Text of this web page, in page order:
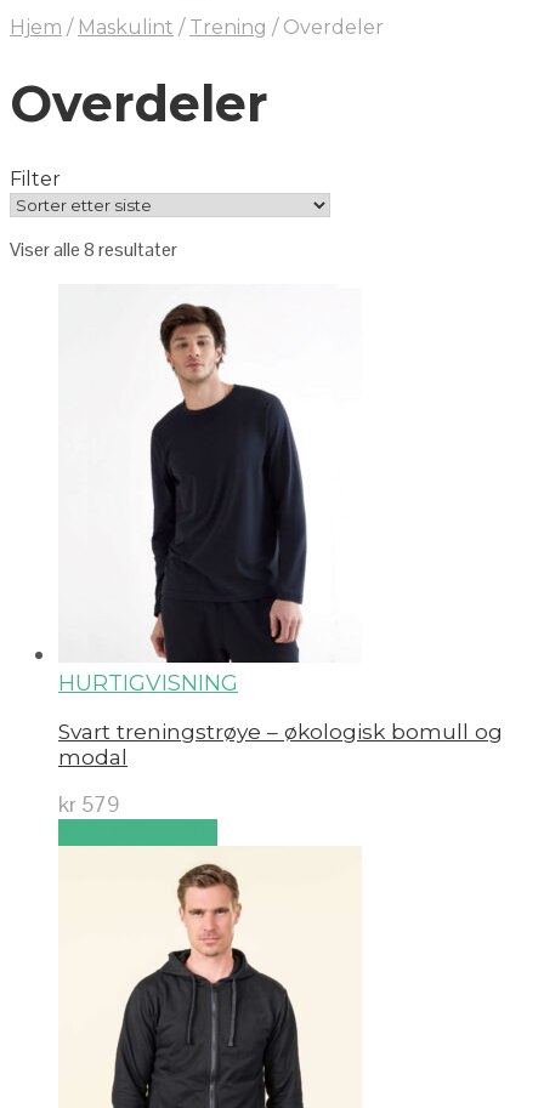
Hjem / Maskulint / Trening / Overdeler
Overdeler
Filter
Viser alle 8 resultater
HURTIGVISNING
Svart treningstrøye – økologisk bomull og
modal
kr 579